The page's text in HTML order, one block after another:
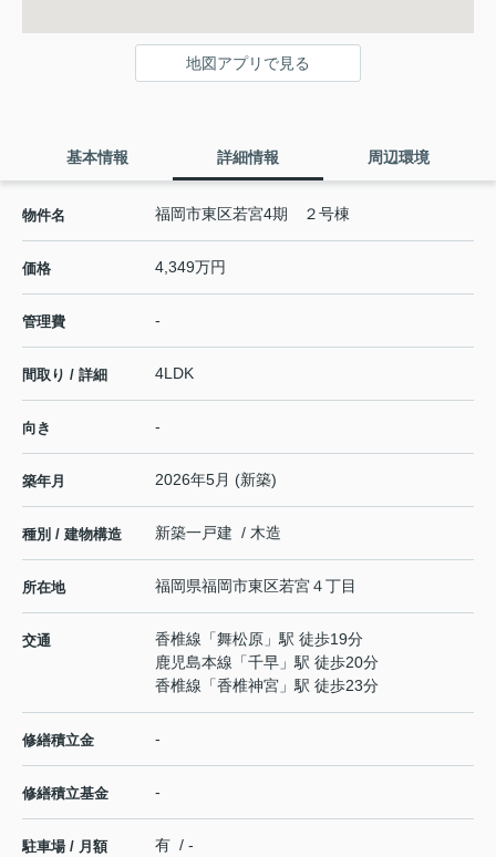
地図アプリで見る
基本情報 詳細情報 周辺環境
物件名 福岡市東区若宮4期 ２号棟
価格 4,349万円
管理費 -
間取り / 詳細 4LDK
向き -
築年月 2026年5月 (新築)
種別 / 建物構造 新築一戸建 / 木造
所在地 福岡県福岡市東区若宮４丁目
交通 香椎線 「舞松原 」駅 徒歩19分
鹿児島本線 「千早 」駅 徒歩20分
香椎線 「香椎神宮 」駅 徒歩23分
修繕積立金 -
修繕積立基金 -
駐車場 / 月額 有 / -